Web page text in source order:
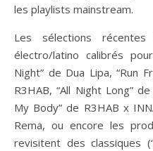
les playlists mainstream.
Les sélections
électro/latino calibrés
Night” de Dua Lipa, “Run
R3HAB, “All Night Long”
My Body” de R3HAB x
Rema, ou encore les
revisitent des classiques